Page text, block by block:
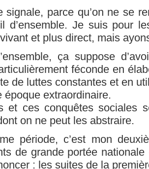
signale, parce qu’on ne se
d’ensemble. Je suis pour
et plus direct, mais
ça suppose
féconde en
de luttes constantes et en
époque extraordinaire.
et ces conquêtes sociales
on ne peut les abstraire.
période, c’est mon
de grande portée
: les suites de la